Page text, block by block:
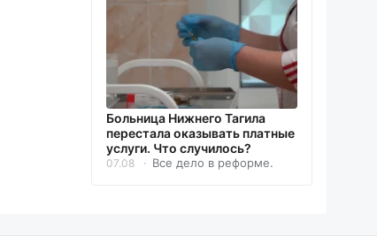
Больница Нижнего Тагила
перестала оказывать платные
услуги. Что случилось?
07.08 Все дело в реформе.